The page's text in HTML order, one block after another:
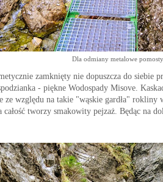
Dla odmiany metalowe pomosty
zamknięty nie dopuszcza do siebie
- piękne Wodospady Misove K
ze względu na takie "wąskie gardła" rokliny
a całość tworzy smakowity pejzaż Będąc na